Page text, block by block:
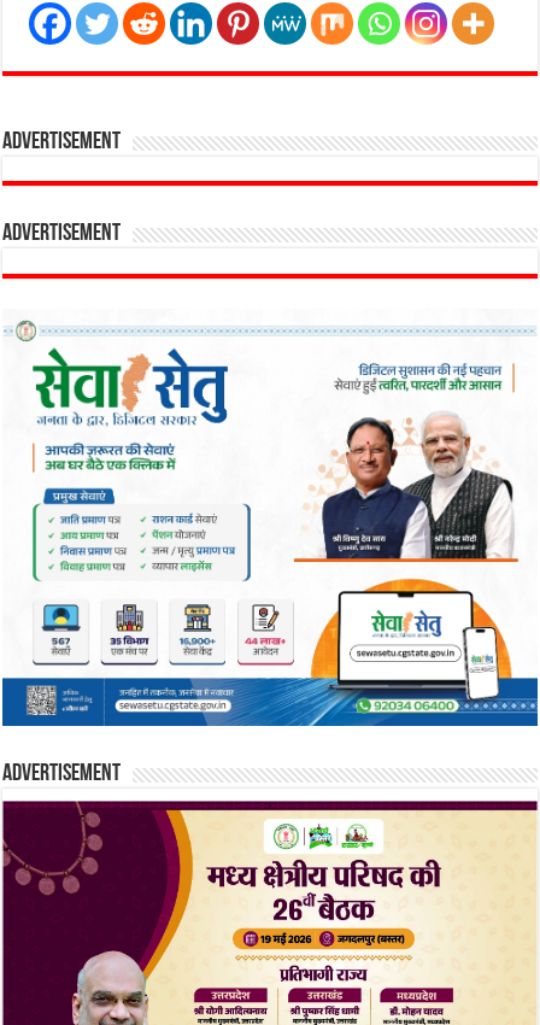
Advertisement
Advertisement
Advertisement